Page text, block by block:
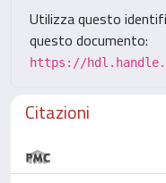
Utilizza questo
questo documento:
https://
Citazioni